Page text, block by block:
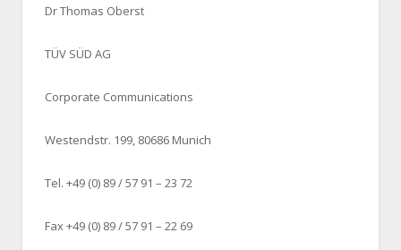
Dr Thomas Oberst
TÜV SÜD AG
Corporate Communications
Westendstr. 199, 80686 Munich
Tel. +49 (0) 89 / 57 91 – 23 72
Fax +49 (0) 89 / 57 91 – 22 69